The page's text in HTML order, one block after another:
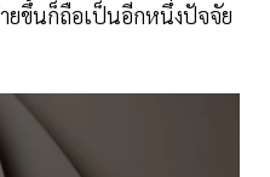
ายขึ้นก็ถือเป็นอีกหนึ่งปัจจัย